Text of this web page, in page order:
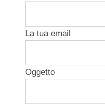
La tua email
Oggetto